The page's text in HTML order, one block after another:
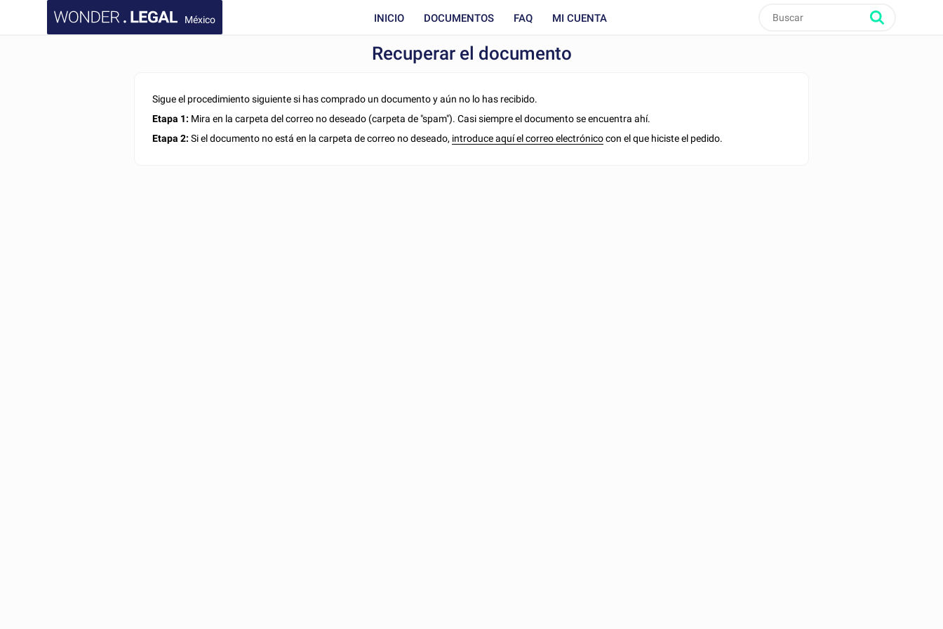
México INICIO DOCUMENTOS FAQ MI CUENTA
Recuperar el documento
Sigue el procedimiento siguiente si has comprado un documento y aún no lo has recibido.
Etapa 1: Mira en la carpeta del correo no deseado (carpeta de "spam"). Casi siempre el documento se encuentra ahí.
Etapa 2: Si el documento no está en la carpeta de correo no deseado, introduce aquí el correo electrónicocon el que hiciste el pedido.